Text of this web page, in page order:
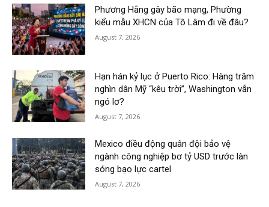
Phương Hằng gây bão mạng, Phường
kiểu mẫu XHCN của Tô Lâm đi về đâu?
August 7, 2026
Hạn hán kỷ lục ở Puerto Rico: Hàng trăm
nghìn dân Mỹ “kêu trời”, Washington vẫn
ngó lơ?
August 7, 2026
Mexico điều động quân đội bảo vệ
ngành công nghiệp bơ tỷ USD trước làn
sóng bạo lực cartel
August 7, 2026